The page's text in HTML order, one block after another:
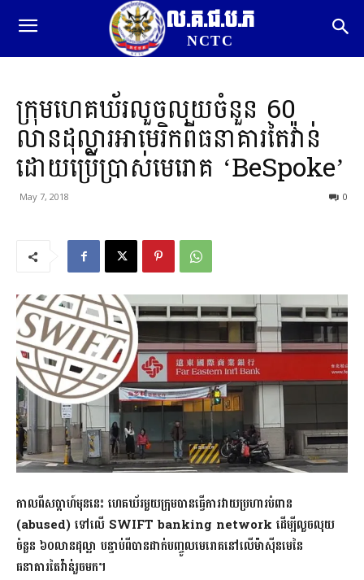
ល.គ.ជ.ប.ភ
NCTC
ក្រុមហេគឃ័រលួចលុយចំនួន 60
លានដុល្លារអាមេរិកពីធនាគារតៃវ៉ាន់
ដោយប្រើប្រាស់មេរោគ ‘BeSpoke’
May 7, 2018 0
កាលពីសប្តាហ៍មុននេះ ហេគឃ័រមួយក្រុមបានធ្វើការវាយប្រហារបំពាន
(abused) ទៅលើ SWIFT banking network​ ដើម្បីលួចលុយ
ចំនួន ៦០លានដុល្លា បន្ទាប់ពីបានដាក់បញ្ចូលមេរោគនៅលើម៉ាស៊ីនមេនៃ
ធនាគារតៃវ៉ាន់រួចមក។